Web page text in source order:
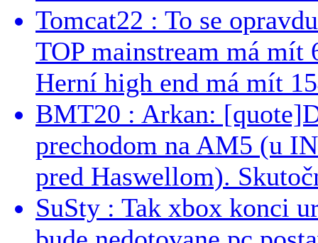
Tomcat22 : To se
TOP mainstream má
Herní high end má mít
BMT20 : Arkan:
prechodom na AM5 (u
pred Haswellom).
SuSty : Tak xbox konci